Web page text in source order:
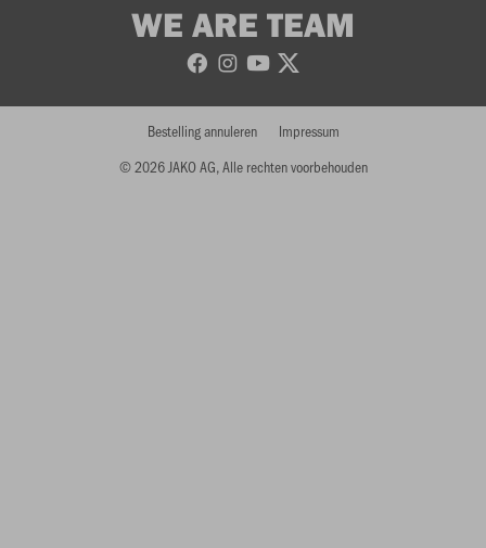
WE ARE TEAM
© 2026 JAKO AG, Alle rechten voorbehouden
Bestelling annuleren Impressum